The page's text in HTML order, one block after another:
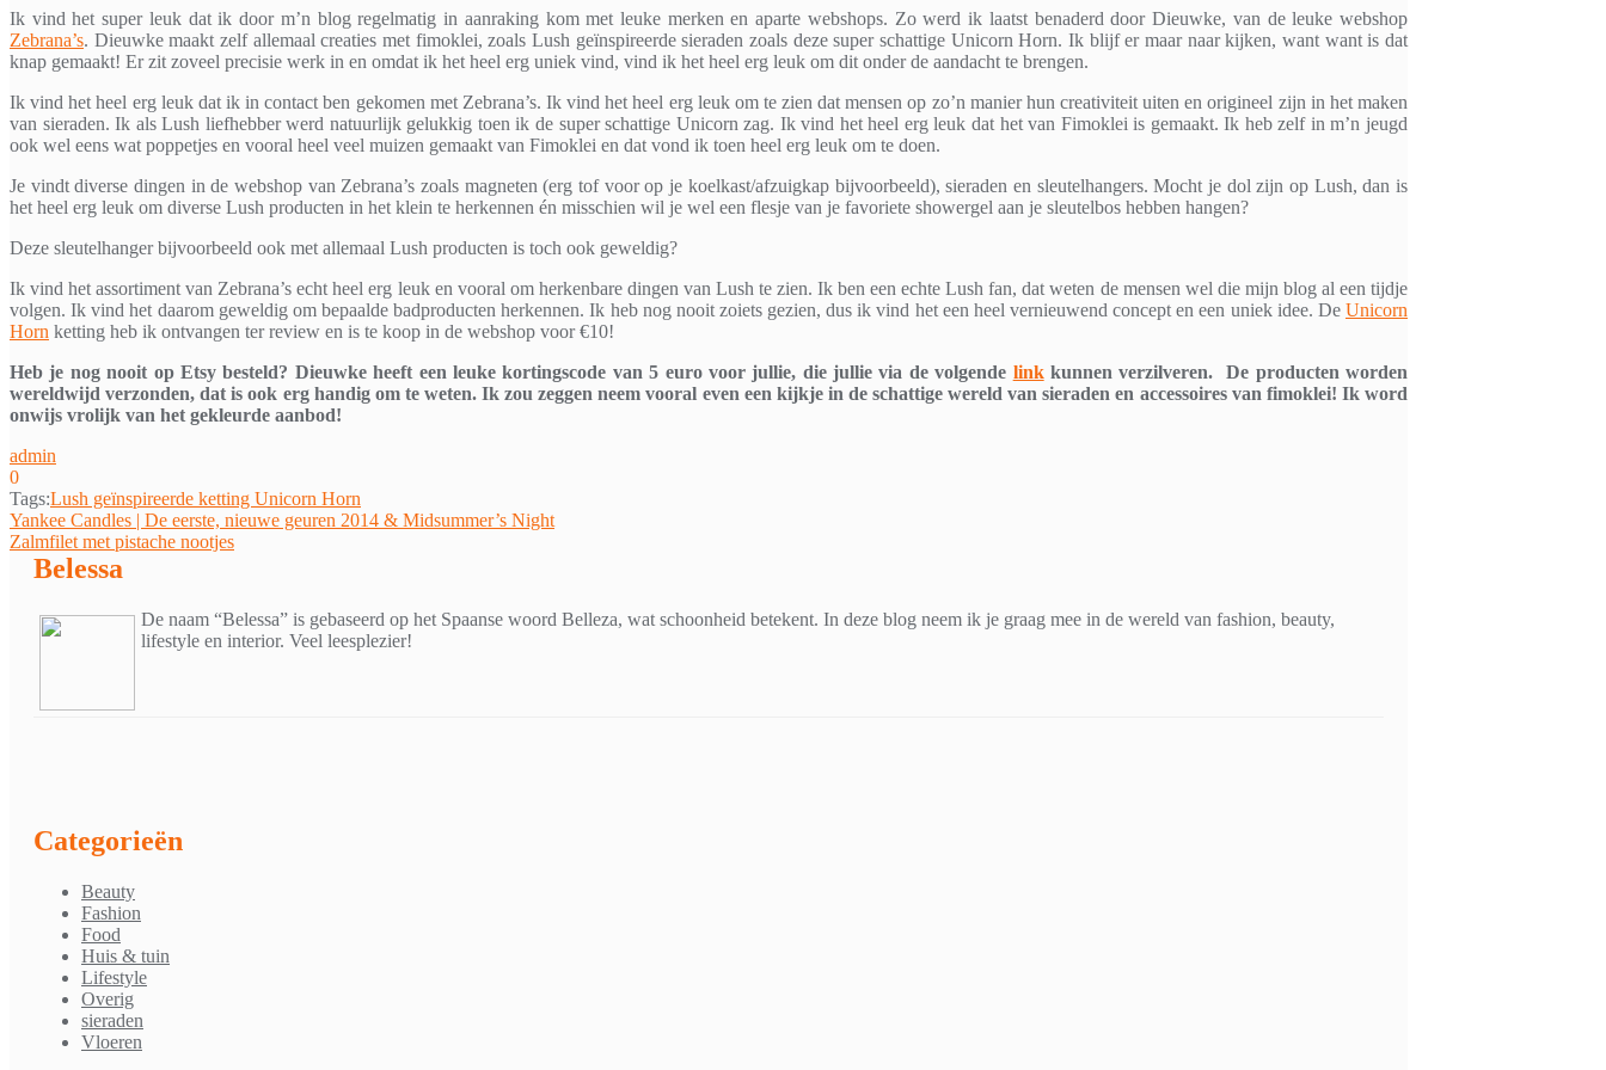
Ik vind het super leuk dat ik door m’n blog regelmatig in aanraking kom met leuke merken en aparte webshops. Zo werd ik laatst benaderd door Dieuwke, van de leuke webshop
Zebrana’s. Dieuwke maakt zelf allemaal creaties met fimoklei, zoals Lush geïnspireerde sieraden zoals deze super schattige Unicorn Horn. Ik blijf er maar naar kijken, want want is dat
knap gemaakt! Er zit zoveel precisie werk in en omdat ik het heel erg uniek vind, vind ik het heel erg leuk om dit onder de aandacht te brengen.
Ik vind het heel erg leuk dat ik in contact ben gekomen met Zebrana’s. Ik vind het heel erg leuk om te zien dat mensen op zo’n manier hun creativiteit uiten en origineel zijn in het maken
van sieraden. Ik als Lush liefhebber werd natuurlijk gelukkig toen ik de super schattige Unicorn zag. Ik vind het heel erg leuk dat het van Fimoklei is gemaakt. Ik heb zelf in m’n jeugd
ook wel eens wat poppetjes en vooral heel veel muizen gemaakt van Fimoklei en dat vond ik toen heel erg leuk om te doen.
Je vindt diverse dingen in de webshop van Zebrana’s zoals magneten (erg tof voor op je koelkast/afzuigkap bijvoorbeeld), sieraden en sleutelhangers. Mocht je dol zijn op Lush, dan is
het heel erg leuk om diverse Lush producten in het klein te herkennen én misschien wil je wel een flesje van je favoriete showergel aan je sleutelbos hebben hangen?
Deze sleutelhanger bijvoorbeeld ook met allemaal Lush producten is toch ook geweldig?
Ik vind het assortiment van Zebrana’s echt heel erg leuk en vooral om herkenbare dingen van Lush te zien. Ik ben een echte Lush fan, dat weten de mensen wel die mijn blog al een tijdje
volgen. Ik vind het daarom geweldig om bepaalde badproducten herkennen. Ik heb nog nooit zoiets gezien, dus ik vind het een heel vernieuwend concept en een uniek idee. De Unicorn
Horn ketting heb ik ontvangen ter review en is te koop in de webshop voor €10!
Heb je nog nooit op Etsy besteld? Dieuwke heeft een leuke kortingscode van 5 euro voor jullie, die jullie via de volgende linkkunnen verzilveren. De producten worden
wereldwijd verzonden, dat is ook erg handig om te weten. Ik zou zeggen neem vooral even een kijkje in de schattige wereld van sieraden en accessoires van fimoklei! Ik word
onwijs vrolijk van het gekleurde aanbod!
admin
0
Tags:Lush geïnspireerde ketting Unicorn Horn
Bericht
navigatie
Yankee Candles | De eerste, nieuwe geuren 2014 & Midsummer’s Night
Zalmfilet met pistache nootjes
Belessa
De naam “Belessa” is gebaseerd op het Spaanse woord Belleza, wat schoonheid betekent. In deze blog neem ik je graag mee in de wereld van fashion, beauty,
lifestyle en interior. Veel leesplezier!
Categorieën
Beauty
Fashion
Food
Huis & tuin
Lifestyle
Overig
sieraden
Vloeren